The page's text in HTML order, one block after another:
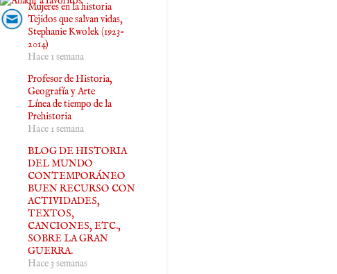
Mujeres en la historia
Tejidos que salvan vidas,
Stephanie Kwolek (1923-
2014)
Hace 1 semana
Profesor de Historia,
Geografía y Arte
Línea de tiempo de la
Prehistoria
Hace 1 semana
BLOG DE HISTORIA
DEL MUNDO
CONTEMPORÁNEO
BUEN RECURSO CON
ACTIVIDADES,
TEXTOS,
CANCIONES, ETC.,
SOBRE LA GRAN
GUERRA.
Hace 3 semanas